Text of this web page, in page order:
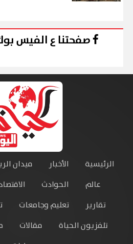
صفحتنا ع الفيس
الرئيسية الأخبار ميدان
عالم
الحوادث
تقارير
تعليم وجامعات
تلفزيون الحياة
مقالات